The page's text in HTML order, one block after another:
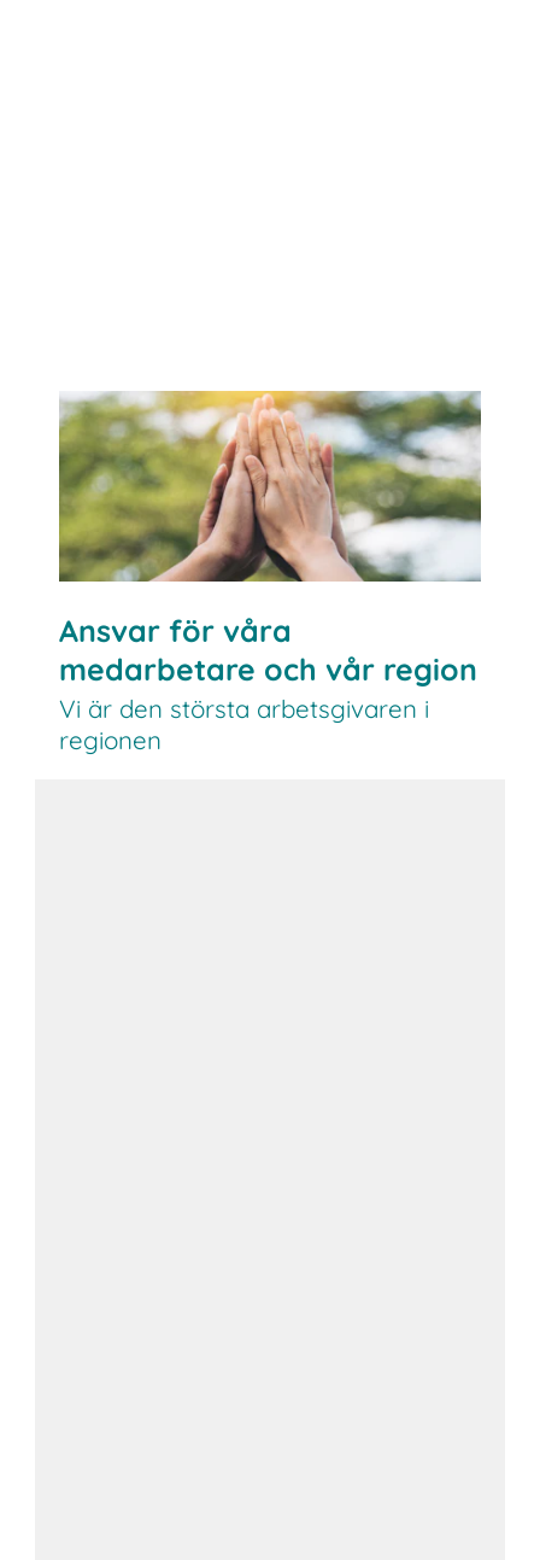
Läs mer om BITO som arbetsgivare
Ansvar för våra
medarbetare och vår region
Vi är den största arbetsgivaren i
regionen